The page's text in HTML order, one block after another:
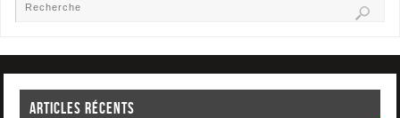
ARTICLES RÉCENTS